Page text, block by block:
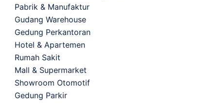
Pabrik & Manufaktur
Gudang Warehouse
Gedung Perkantoran
Hotel & Apartemen
Rumah Sakit
Mall & Supermarket
Showroom Otomotif
Gedung Parkir